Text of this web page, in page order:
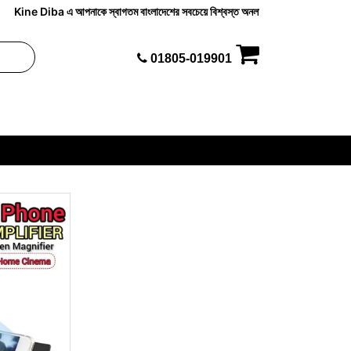
Kine Diba এ আপনাকে স্বাগতম বাংলাদেশের সবচেয়ে বিশ্বস্ত অনলাইন সুপার শপ, kinediba.com
01805-019901